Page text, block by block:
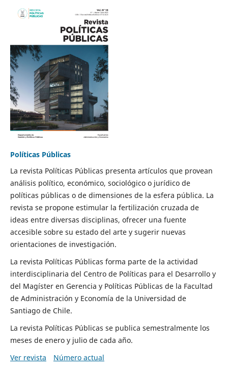
Políticas Públicas
La revista Políticas Públicas presenta artículos que provean
análisis político, económico, sociológico o jurídico de
políticas públicas o de dimensiones de la esfera pública. La
revista se propone estimular la fertilización cruzada de
ideas entre diversas disciplinas, ofrecer una fuente
accesible sobre su estado del arte y sugerir nuevas
orientaciones de investigación.
La revista Políticas Públicas forma parte de la actividad
interdisciplinaria del Centro de Políticas para el Desarrollo y
del Magíster en Gerencia y Políticas Públicas de la Facultad
de Administración y Economía de la Universidad de
Santiago de Chile.
La revista Políticas Públicas se publica semestralmente los
meses de enero y julio de cada año.
Ver revista
Número actual